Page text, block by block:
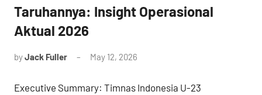
Taruhannya: Insight Operasional
Aktual 2026
byJack Fuller May 12, 2026
Executive Summary: Timnas Indonesia U-23